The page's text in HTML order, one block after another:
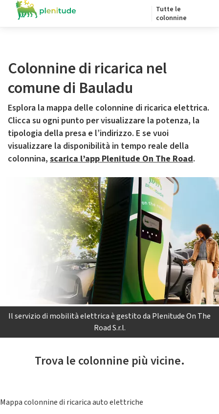
Tutte le
colonnine
Colonnine di ricarica nel
comune di Bauladu
Esplora la mappa delle colonnine di ricarica elettrica.
Clicca su ogni punto per visualizzare la potenza, la
tipologia della presa e l’indirizzo. E se vuoi
visualizzare la disponibilità in tempo reale della
colonnina, scarica l’app Plenitude On The Road.
Il servizio di mobilità elettrica è gestito da Plenitude On The
Road S.r.l.
Trova le colonnine più vicine.
Mappa colonnine di ricarica auto elettriche